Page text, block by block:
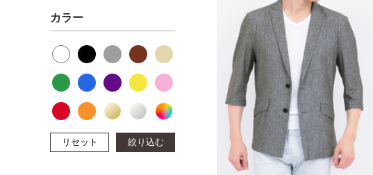
カラー
リセット 絞り込む